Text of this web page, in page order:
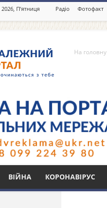
П’ятниця Радіо Фотофакт
ВІЙНА КОРОНАВІРУС
На головну